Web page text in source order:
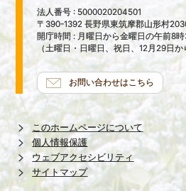
法人番号 : 5000020204501
〒390-1392 長野県東筑摩郡山形村
開庁時間 : 月曜日から金曜日の午前8
（土曜日・日曜日、祝日、12月29日か
お問い合わせはこちら
このホームページについて
個人情報保護
ウェブアクセシビリティ
サイトマップ